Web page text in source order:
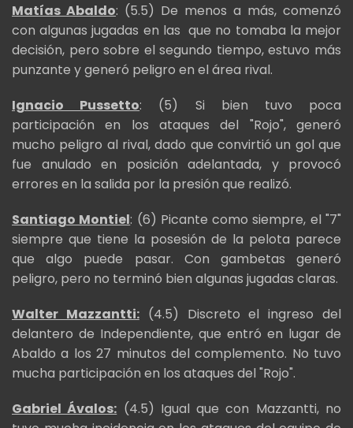
Matías Abaldo: (5.5) De menos a más, comenzó
con algunas jugadas en las que no tomaba la mejor
decisión, pero sobre el segundo tiempo, estuvo más
punzante y generó peligro en el área rival.
Ignacio Pussetto: (5) Si bien tuvo poca
participación en los ataques del "Rojo", generó
mucho peligro al rival, dado que convirtió un gol que
fue anulado en posición adelantada, y provocó
errores en la salida por la presión que realizó.
Santiago Montiel: (6) Picante como siempre, el "7"
siempre que tiene la posesión de la pelota parece
que algo puede pasar. Con gambetas generó
peligro, pero no terminó bien algunas jugadas claras.
Walter Mazzantti:(4.5) Discreto el ingreso del
delantero de Independiente, que entró en lugar de
Abaldo a los 27 minutos del complemento. No tuvo
mucha participación en los ataques del "Rojo".
Gabriel Ávalos: (4.5) Igual que con Mazzantti, no